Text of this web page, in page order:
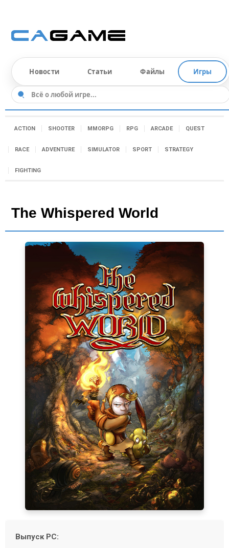
Новости Статьи Файлы Игры
ACTION SHOOTER MMORPG RPG ARCADE QUEST
RACE ADVENTURE SIMULATOR SPORT STRATEGY
FIGHTING
The Whispered World
Выпуск PC: